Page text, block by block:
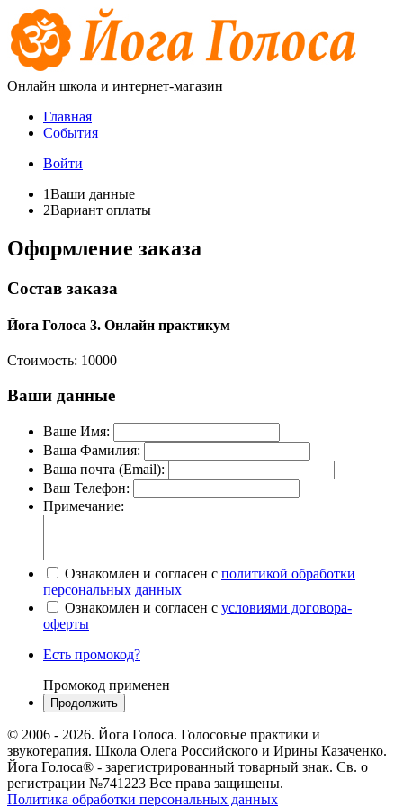
Онлайн школа и интернет-магазин
Главная
События
Войти
1Ваши данные
2Вариант оплаты
Оформление заказа
Состав заказа
Йога Голоса 3. Онлайн практикум
Стоимость: 10000
Ваши данные
Ваше Имя:
Ваша Фамилия:
Ваша почта (Email):
Ваш Телефон:
Примечание:
Ознакомлен и согласен с политикой обработки
персональных данных
Ознакомлен и согласен с условиями договора-
оферты
Есть промокод?
Промокод применен
© 2006 - 2026. Йога Голоса. Голосовые практики и
звукотерапия. Школа Олега Российского и Ирины Казаченко.
Йога Голоса® - зарегистрированный товарный знак. Св. о
регистрации №741223 Все права защищены.
Политика обработки персональных данных